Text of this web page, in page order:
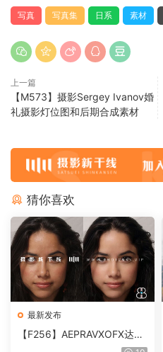
写真 写真集 日系 素材
上一篇
【M573】摄影Sergey Ivanov婚
礼摄影灯位图和后期合成素材
猜你喜欢
最新发布
【F256】AEPRAVXOFX达芬
奇视频人像磨皮润肤美颜插件